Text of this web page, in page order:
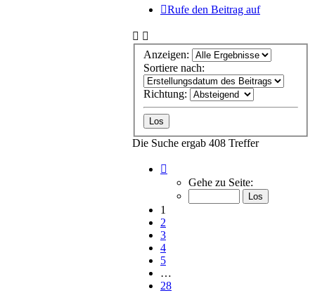
Rufe den Beitrag auf
Anzeigen:
Sortiere nach:
Richtung:
Die Suche ergab 408 Treffer
von
Gehe zu Seite:
1
2
3
4
5
…
28